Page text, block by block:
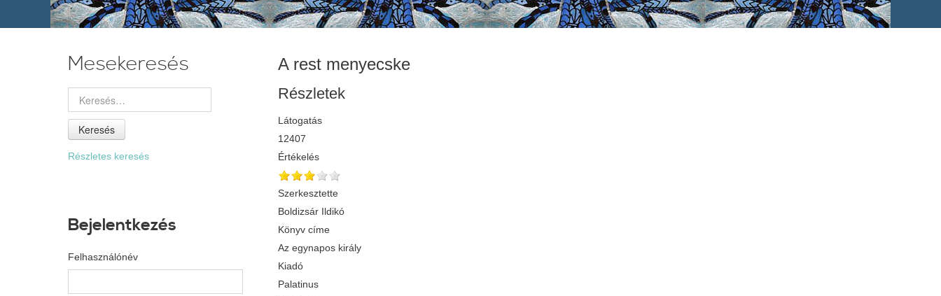
A rest menyecske
Részletek
Látogatás
12407
Értékelés
Szerkesztette
Boldizsár Ildikó
Könyv címe
Az egynapos király
Kiadó
Palatinus
Mesekeresés
Keresés
Részletes keresés
Bejelentkezés
Felhasználónév